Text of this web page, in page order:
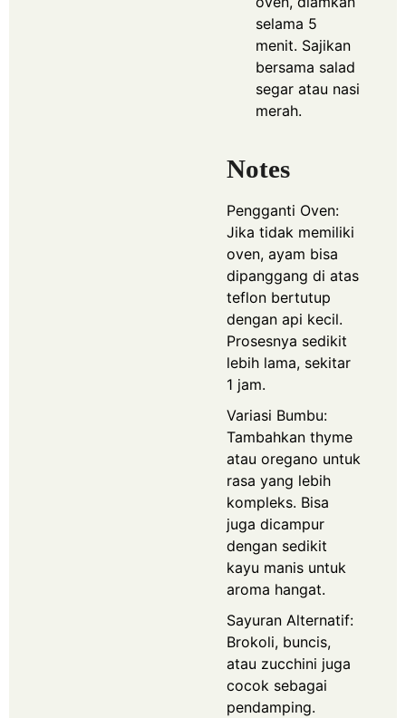
selama 5
menit. Sajikan
bersama salad
segar atau nasi
merah.
Notes
Pengganti Oven:
Jika tidak memiliki
oven, ayam bisa
dipanggang di atas
teflon bertutup
dengan api kecil.
Prosesnya sedikit
lebih lama, sekitar
1 jam.
Variasi Bumbu:
Tambahkan thyme
atau oregano untuk
rasa yang lebih
kompleks. Bisa
juga dicampur
dengan sedikit
kayu manis untuk
aroma hangat.
Sayuran Alternatif:
Brokoli, buncis,
atau zucchini juga
cocok sebagai
pendamping.